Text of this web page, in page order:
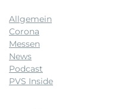
Allgemein
Corona
Messen
News
Podcast
PVS Inside